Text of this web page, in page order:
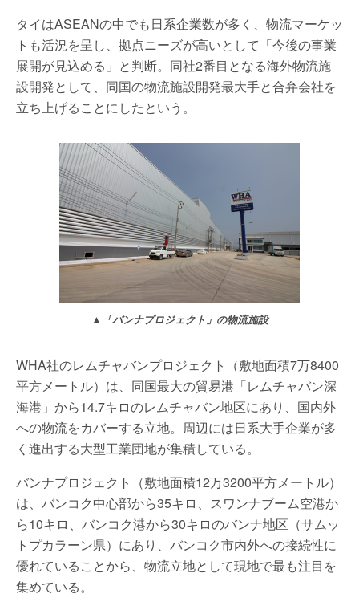
タイはASEANの中でも日系企業数が多く、物流マーケッ
トも活況を呈し、拠点ニーズが高いとして「今後の事業
展開が見込める」と判断。同社2番目となる海外物流施
設開発として、同国の物流施設開発最大手と合弁会社を
立ち上げることにしたという。
▲「バンナプロジェクト」の物流施設
WHA社のレムチャバンプロジェクト（敷地面積7万8400
平方メートル）は、同国最大の貿易港「レムチャバン深
海港」から14.7キロのレムチャバン地区にあり、国内外
への物流をカバーする立地。周辺には日系大手企業が多
く進出する大型工業団地が集積している。
バンナプロジェクト（敷地面積12万3200平方メートル）
は、バンコク中心部から35キロ、スワンナブーム空港か
ら10キロ、バンコク港から30キロのバンナ地区（サムッ
トプカラーン県）にあり、バンコク市内外への接続性に
優れていることから、物流立地として現地で最も注目を
集めている。